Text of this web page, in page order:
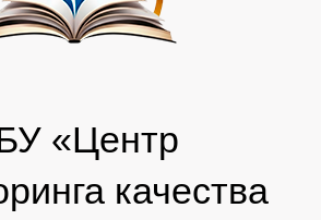
«Центр
качества